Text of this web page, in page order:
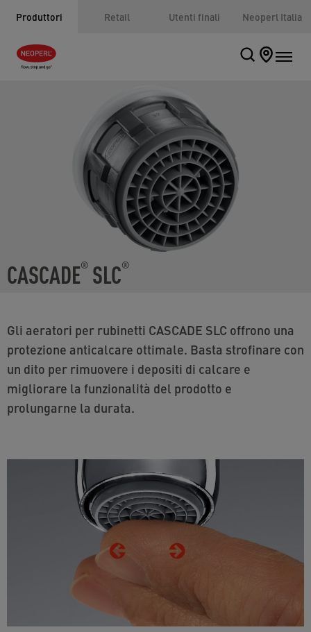
Produttori Retail Utenti finali Neoperl Italia
CASCADE® SLC®
Gli aeratori per rubinetti CASCADE SLC offrono una
protezione anticalcare ottimale. Basta strofinare con
un dito per rimuovere i depositi di calcare e
migliorare la funzionalità del prodotto e
prolungarne la durata.